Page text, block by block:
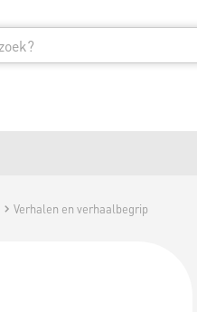
Verhalen en verhaalbegrip